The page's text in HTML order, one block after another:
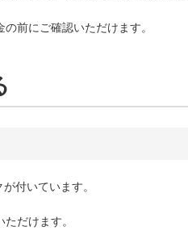
前にご確認いただけます。
付いています。
だけます。